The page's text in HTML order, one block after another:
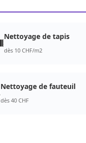
Nettoyage de tapis
dès 10 CHF/m2
Nettoyage de fauteuil
dès 40 CHF